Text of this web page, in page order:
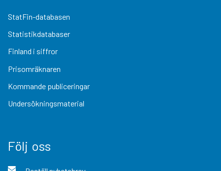
StatFin-databasen
Statistikdatabaser
Finland i siffror
Prisomräknaren
Kommande publiceringar
Undersökningsmaterial
Följ oss